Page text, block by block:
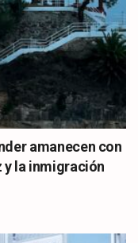
amanecen con
y la inmigración